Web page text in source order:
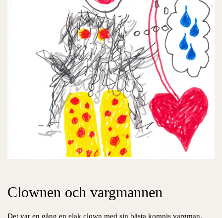
Clownen och vargmannen
Det var en gång en elak clown med sin bästa kompis vargman.